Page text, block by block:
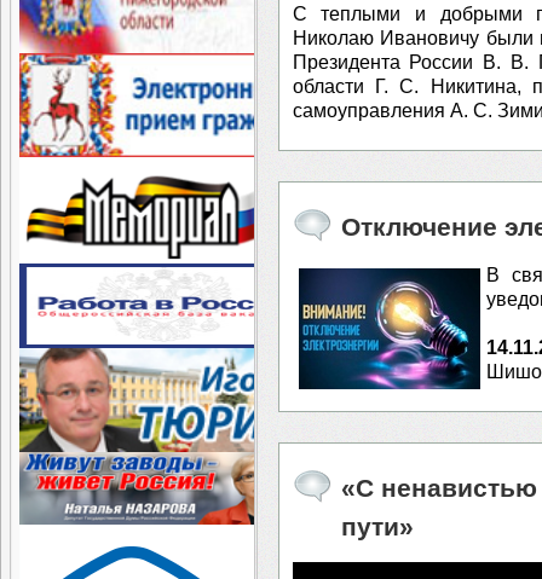
⁣С теплыми и добрыми
Николаю Ивановичу были
Президента России В. В.
области Г. С. Никитина,
самоуправления А. С.
Отключение
В
«С
пути»